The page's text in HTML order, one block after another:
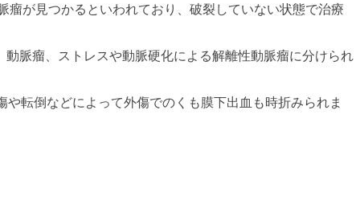
が見つかるといわれており、破裂していない状態で治療
脈瘤、ストレスや動脈硬化による解離性動脈瘤に分けられ
転倒などによって外傷でのくも膜下出血も時折みられま